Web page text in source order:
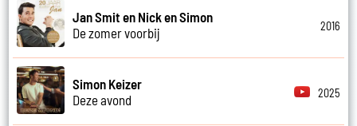
Jan Smit en Nick en Simon
De zomer voorbij
2016
Simon Keizer
Deze avond
2025